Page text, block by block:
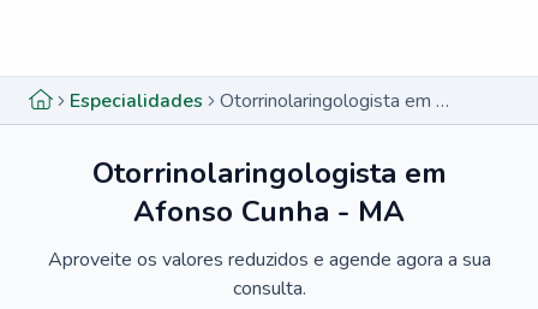
Especialidades Otorrinolaringologista em Afonso Cunha - MA
Otorrinolaringologista em
Afonso Cunha - MA
Aproveite os valores reduzidos e agende agora a sua
consulta.